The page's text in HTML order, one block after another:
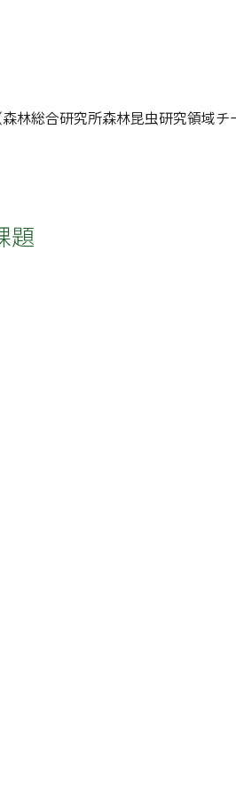
林総合研究所森林昆虫研究領域
題